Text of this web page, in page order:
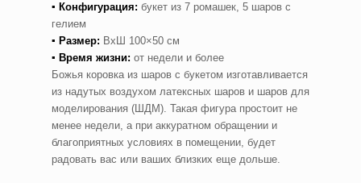
▪ Конфигурация: букет из 7 ромашек, 5 шаров с
гелием
▪ Размер: ВхШ 100×50 см
▪ Время жизни: от недели и более
Божья коровка из шаров с букетом изготавливается
из надутых воздухом латексных шаров и шаров для
моделирования (ШДМ). Такая фигура простоит не
менее недели, а при аккуратном обращении и
благоприятных условиях в помещении, будет
радовать вас или ваших близких еще дольше.